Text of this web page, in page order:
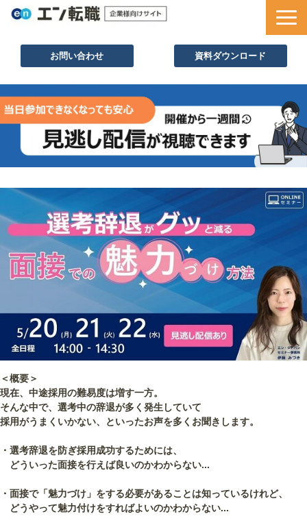
お問い合わせ 資料ダウンロード
採用ノウハウ
採用事例
お役立ち資料
＜概要＞
現在、中途採用の難易度は増す一方。
そんな中で、選考中の辞退が多く発生していて
採用がうまくいかない、といったお声を多くお聞きします。
・選考辞退を防ぎ採用成功するためには、
どういった面接を行えば良いのかわからない...
・面接で「魅力づけ」をする必要があることは知っているけれど、
どうやって魅力付けをすればよいのかわからない...